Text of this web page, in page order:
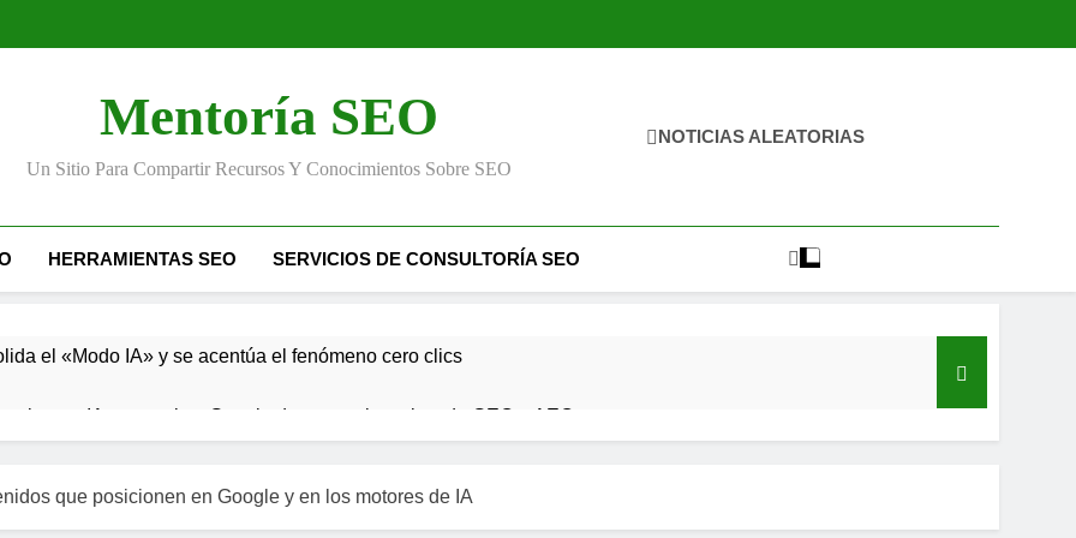
Mentoría SEO
Un Sitio Para Compartir Recursos Y Conocimientos Sobre SEO
NOTICIAS ALEATORIAS
HERRAMIENTAS SEO SERVICIOS DE CONSULTORÍA SEO
el «Modo IA» y se acentúa el fenómeno cero clics
para IA generativa: Google desmonta los mitos de GEO y AEO
que posicionen en Google y en los motores de IA